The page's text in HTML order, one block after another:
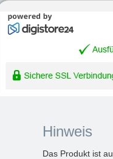
Hinweis
Das Produkt ist